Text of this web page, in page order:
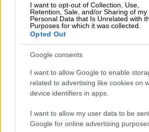
I want to opt-out of Collection, Use,
Retention, Sale, and/or Sharing of my
Personal Data that Is Unrelated with
Purposes for which it was collected.
Opted Out
Google consents
I want to allow Google to enable
related to advertising like cookies on
device identifiers in apps.
I want to allow my user data to be
Google for online advertising
Όπως καταγγέλλει και ο
Αρείου Πάγου, η νέα
κατατέθηκε στη Βουλή
στα χρονικά παρέμβαση στη
στην λειτουργία του Αρείου
που καταφέρνει ο κ.
αυτές τις συνταγματικές
να προσδίδει αντισυστημικά